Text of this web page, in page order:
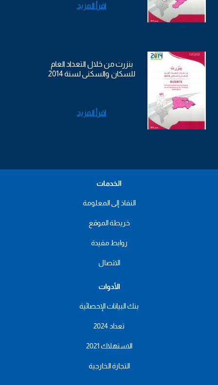
اقرأ المزيد
بنزرت من خلال التعداد العام
للسكان والسكنى لسنة 2014
اقرأ المزيد
الخدمات
النفاذ إلى المعلومة
خريطة الموقع
روابط مفيدة
الاتصال
الأدوات
بنك البيانات الإحصائية
تعداد 2024
الاستهلاك 2021
التجارة الخارجية